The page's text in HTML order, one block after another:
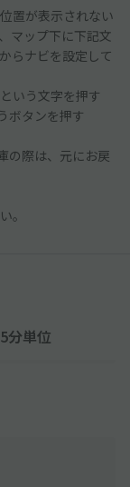
置が表示されない
マップ下に下記文
らナビを設定して
いう文字を押す
ボタンを押す
の際は、元にお戻
。
分単位